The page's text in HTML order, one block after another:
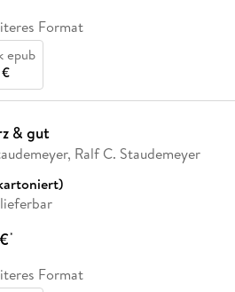
Format
epub
& gut
Ralf C. Staudemeyer
*
Format